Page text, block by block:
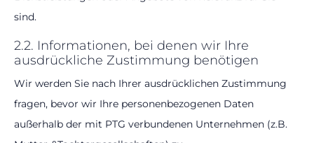
sind.
2.2. Informationen, bei denen wir Ihre
ausdrückliche Zustimmung benötigen
Wir werden Sie nach Ihrer ausdrücklichen Zustimmung
fragen, bevor wir Ihre personenbezogenen Daten
außerhalb der mit PTG verbundenen Unternehmen (z.B.